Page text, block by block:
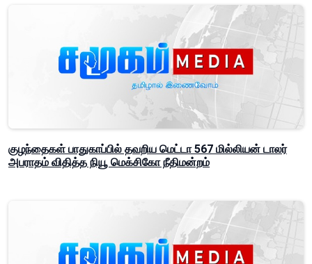
குழந்தைகள் பாதுகாப்பில் தவறிய மெட்டா 567 மில்லியன் டாலர்
அபராதம் விதித்த நியூ மெக்சிகோ நீதிமன்றம்